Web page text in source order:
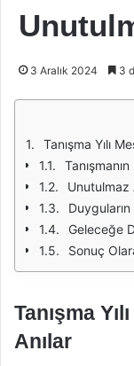
3 Aralık 2024 3
Tanışma Yılı
Unutulmaz
Geleceğe
Sonuç
Tanışma
Anılar